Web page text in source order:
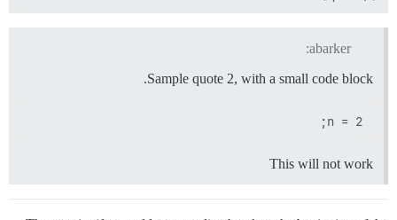
abarker:
Sample quote 2, with a small code block.
n = 2;
This will not work